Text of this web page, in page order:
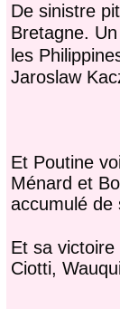
De sinistre
Bretagne.
les
Jaroslaw
Et Poutine
Ménard et
accumulé de
Et sa
Ciotti,